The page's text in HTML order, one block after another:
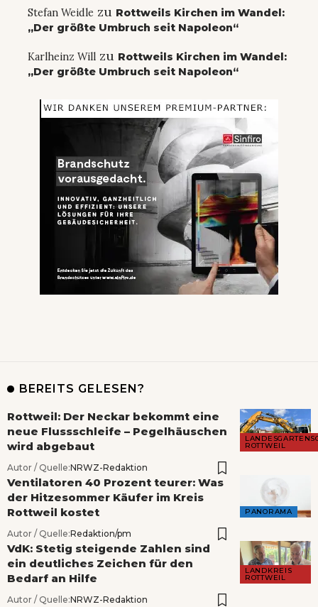
Stefan Weidle zu Rottweils Kirchen im Wandel:
„Der größte Umbruch seit Napoleon“
Karlheinz Will zu Rottweils Kirchen im Wandel:
„Der größte Umbruch seit Napoleon“
BEREITS GELESEN?
ROTTWEIL
Rottweil: Der Neckar bekommt eine
neue Flussschleife – Pegelhäuschen
wird abgebaut
Autor / Quelle:NRWZ-Redaktion
PANORAMA
Ventilatoren 40 Prozent teurer: Was
der Hitzesommer Käufer im Kreis
Rottweil kostet
Autor / Quelle:Redaktion/pm
LANDKREIS
ROTTWEIL
VdK: Stetig steigende Zahlen sind
ein deutliches Zeichen für den
Bedarf an Hilfe
Autor / Quelle:NRWZ-Redaktion